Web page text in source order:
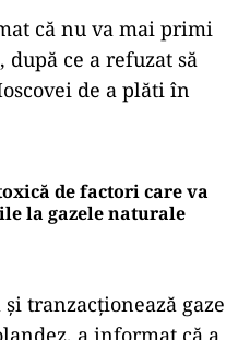
că nu va mai primi
după ce a refuzat să
de a plăti în
de factori care va
la gazele naturale
tranzacţionează gaze
a informat că a